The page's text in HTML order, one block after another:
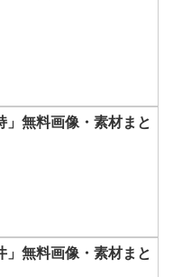
」無料画像・素材まと
」無料画像・素材まと